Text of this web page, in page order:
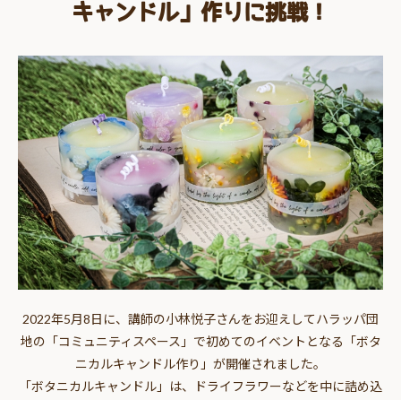
キャンドル」作りに挑戦！
2022年5月8日に、講師の小林悦子さんをお迎えしてハラッパ団
地の「コミュニティスペース」で初めてのイベントとなる「ボタ
ニカルキャンドル作り」が開催されました。
「ボタニカルキャンドル」は、ドライフラワーなどを中に詰め込